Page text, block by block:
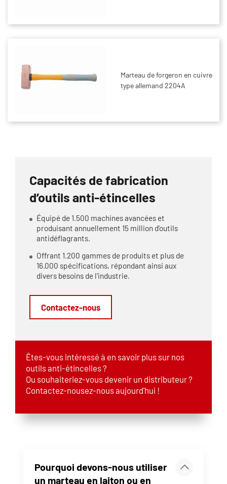
Marteau de forgeron en cuivre
type allemand 2204A
Capacités de fabrication
d’outils anti-étincelles
Équipé de 1.500 machines avancées et
produisant annuellement 15 million d'outils
antidéflagrants.
Offrant 1.200 gammes de produits et plus de
16.000 spécifications, répondant ainsi aux
divers besoins de l'industrie.
Contactez-nous
Êtes-vous intéressé à en savoir plus sur nos
outils anti-étincelles ?
Ou souhaiteriez-vous devenir un distributeur ?
Contactez-nousez-nous aujourd'hui !
Pourquoi devons-nous utiliser
un marteau en laiton ou en